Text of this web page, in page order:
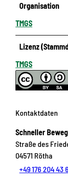
Organisation
TMGS
Lizenz
TMGS
Kontaktdaten
Schneller
Straße des
04571 Rötha
+49 176 204 43